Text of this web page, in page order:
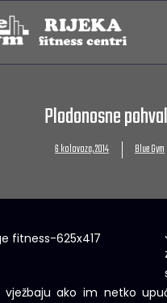
Plodonosne
6 kolovoza, 2014 Blue Gym
vježbaju ako im netko